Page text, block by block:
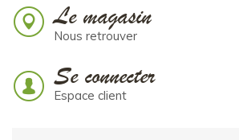
Le magasin
Nous retrouver
Se connecter
Espace client